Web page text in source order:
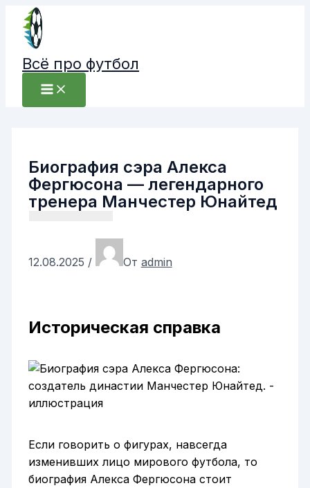
Перейти
содержимому
Всё про футбол
Биография сэра Алекса
Фергюсона — легендарного
тренера Манчестер Юнайтед
12.08.2025 / От admin
Историческая справка
Если говорить о фигурах, навсегда
изменивших лицо мирового футбола, то
биография Алекса Фергюсона стоит